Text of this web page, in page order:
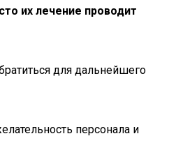
их лечение проводит
для дальнейшего
персонала и